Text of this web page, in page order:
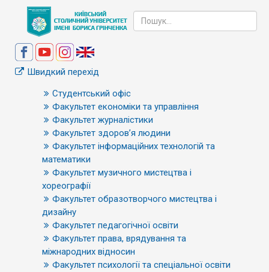
Швидкий перехід
Студентський офіс
Факультет економіки та управління
Факультет журналістики
Факультет здоров’я людини
Факультет інформаційних технологій та
математики
Факультет музичного мистецтва і
хореографії
Факультет образотворчого мистецтва і
дизайну
Факультет педагогічної освіти
Факультет права, врядування та
міжнародних відносин
Факультет психології та спеціальної освіти